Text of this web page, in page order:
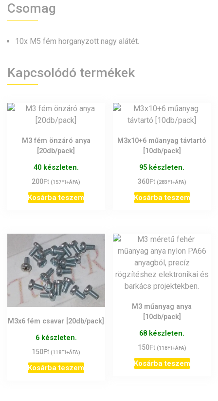
Csomag
10x M5 fém horganyzott nagy alátét.
Kapcsolódó termékek
M3 fém önzáró anya
[20db/pack]
40 készleten.
200Ft (157Ft+ÁFA)
Kosárba teszem
M3x10+6 műanyag távtartó
[10db/pack]
95 készleten.
360Ft (283Ft+ÁFA)
Kosárba teszem
M3x6 fém csavar [20db/pack]
6 készleten.
150Ft (118Ft+ÁFA)
Kosárba teszem
M3 műanyag anya
[10db/pack]
68 készleten.
150Ft (118Ft+ÁFA)
Kosárba teszem